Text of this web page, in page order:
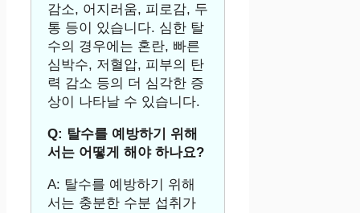
감소, 어지러움, 피로감, 두
통 등이 있습니다. 심한 탈
수의 경우에는 혼란, 빠른
심박수, 저혈압, 피부의 탄
력 감소 등의 더 심각한 증
상이 나타날 수 있습니다.
Q: 탈수를 예방하기 위해
서는 어떻게 해야 하나요?
A: 탈수를 예방하기 위해
서는 충분한 수분 섭취가